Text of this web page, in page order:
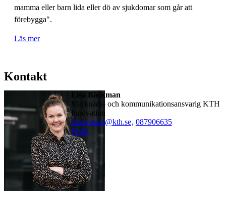
mamma eller barn lida eller dö av sjukdomar som går att
förebygga".
Läs mer
Kontakt
Lisa Bäckman
Marknads- och kommunikationsansvarig KTH
Innovation
innovation@kth.se, 087906635
Profil